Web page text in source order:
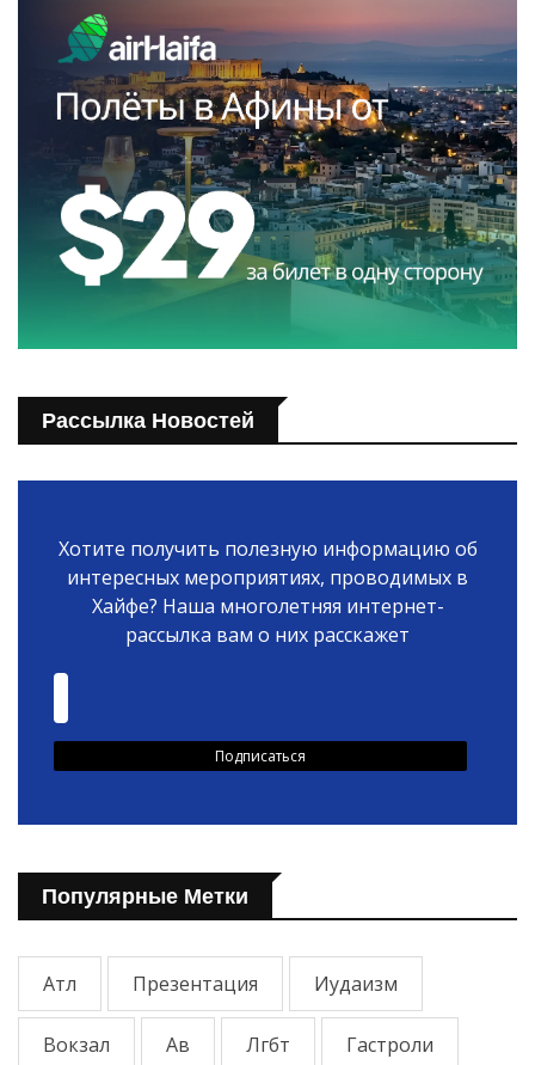
Рассылка Новостей
Хотите получить полезную информацию об
интересных мероприятиях, проводимых в
Хайфе? Наша многолетняя интернет-
рассылка вам о них расскажет
Популярные Метки
Атл Презентация Иудаизм
Вокзал Ав Лгбт Гастроли